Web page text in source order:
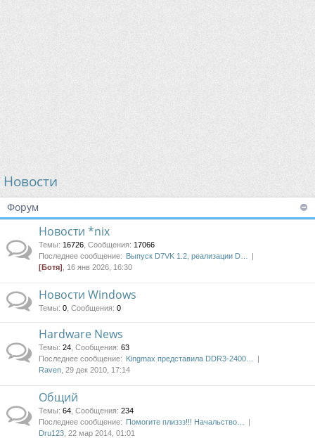
Новости
Форум
Новости *nix
Темы: 16726 Сообщения: 17066
Последнее сообщение: Выпуск D7VK 1.2, реализации D…
[Ботя] , 16 янв 2026, 16:30
Новости Windows
Темы: 0 Сообщения: 0
Hardware News
Темы: 24 Сообщения: 63
Последнее сообщение: Kingmax представила DDR3-2400…
Raven , 29 дек 2010, 17:14
Общий
Темы: 64 Сообщения: 234
Последнее сообщение: Помогите плиззз!!! Начальство…
Dru123 , 22 мар 2014, 01:01